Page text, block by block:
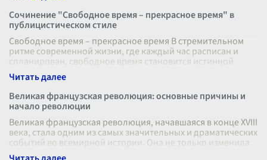
Сочинение "Свободное время – прекрасное время" в
публицистическом стиле
Свободное время – прекрасное время В стремительном
ритме современной жизни, где каждый час расписан и
спланирован, свободное время становится истинной
редкостью, настоящим сокрови
Великая французская революция: основные причины и
начало революции
Великая французская революция, начавшаяся в конце XVIII
века, стала одним из самых значительных и драматических
событий во всемирной истории. Она не только изменила
судьбу Франции,